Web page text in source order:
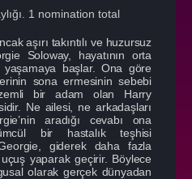
1 nomination total
aşırı takıntılı ve huzursuz
Soloway, hayatının orta
başlar. Ona göre
sona ermesinin sebebi
bir adam olan Harry
Ne ailesi, ne arkadaşları
aradığı cevabı ona
bir hastalık teşhisi
giderek daha fazla
uçuş yaparak geçirir. Böylece
olarak gerçek dünyadan